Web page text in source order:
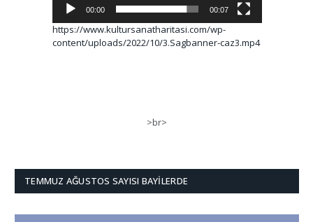
00:00 00:07
https://www.kultursanatharitasi.com/wp-
content/uploads/2022/10/3.Sagbanner-caz3.mp4
>br>
TEMMUZ AĞUSTOS SAYISI BAYILERDE